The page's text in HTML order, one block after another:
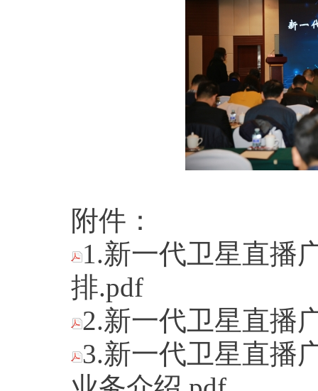
附件：
1.新一代卫星直播
排.pdf
2.新一代卫星直播
3.新一代卫星直播